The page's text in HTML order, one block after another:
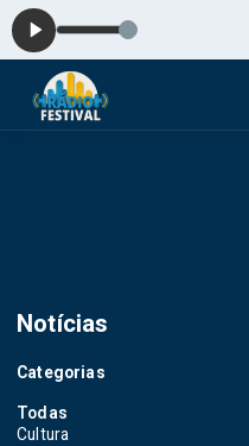
Notícias
Categorias
Todas
Cultura